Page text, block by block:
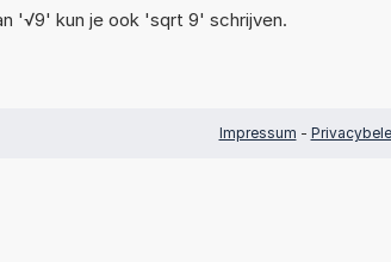
'√9' kun je ook 'sqrt 9' schrijven.
Impressum -